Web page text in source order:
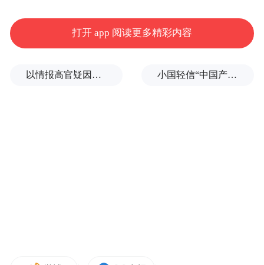
打开 app 阅读更多精彩内容
以情报高官疑因伊朗行动失败被解职 小国轻信“中国产能过剩论”，恰会断送自身的工业命脉？